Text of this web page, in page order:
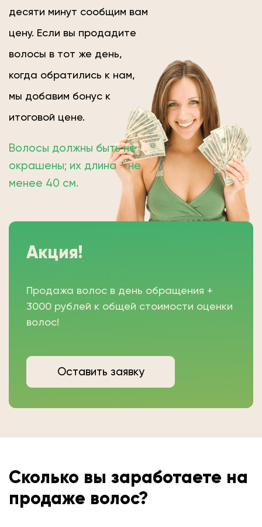
десяти минут сообщим вам
цену. Если вы продадите
волосы в тот же день,
когда обратились к нам,
мы добавим бонус к
итоговой цене.
Волосы должны быть не
окрашены; их длина − не
менее 40 см.
Акция!
Продажа волос в день обращения +
3000 рублей к общей стоимости оценки
волос!
Оставить заявку
Сколько вы заработаете на
продаже волос?